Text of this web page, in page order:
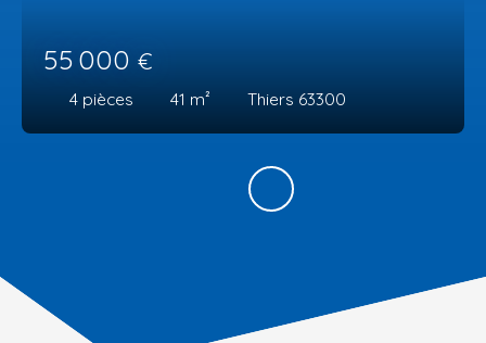
55 000 €
4 pièces 41 m² Thiers 63300